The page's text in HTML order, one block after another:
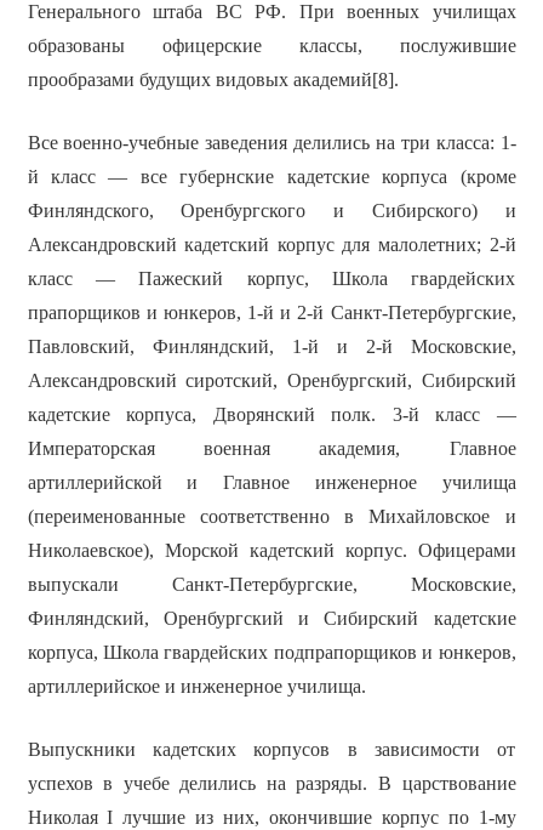
Генерального штаба ВС РФ. При военных училищах
образованы офицерские классы, послужившие
прообразами будущих видовых академий[8].
Все военно-учебные заведения делились на три класса: 1-
й класс — все губернские кадетские корпуса (кроме
Финляндского, Оренбургского и Сибирского) и
Александровский кадетский корпус для малолетних; 2-й
класс — Пажеский корпус, Школа гвардейских
прапорщиков и юнкеров, 1-й и 2-й Санкт-Петербургские,
Павловский, Финляндский, 1-й и 2-й Московские,
Александровский сиротский, Оренбургский, Сибирский
кадетские корпуса, Дворянский полк. 3-й класс —
Императорская военная академия, Главное
артиллерийской и Главное инженерное училища
(переименованные соответственно в Михайловское и
Николаевское), Морской кадетский корпус. Офицерами
выпускали Санкт-Петербургские, Московские,
Финляндский, Оренбургский и Сибирский кадетские
корпуса, Школа гвардейских подпрапорщиков и юнкеров,
артиллерийское и инженерное училища.
Выпускники кадетских корпусов в зависимости от
успехов в учебе делились на разряды. В царствование
Николая I лучшие из них, окончившие корпус по 1-му